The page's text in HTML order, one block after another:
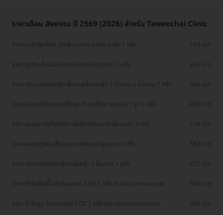
ราคาเดือน สิงหาคม ปี 2569 (2026) สำหรับ Taweechai Clinic
ราคา มาส์กโยเกิร์ต ปรับผิวหน้ากระจ่างใส ลดสิว 1 ครั้ง 193 บาท
ราคา ดูดสิวเสี้ยนและมาส์กหน้ากระชับรูขุมขน 1 ครั้ง 242 บาท
ราคา ทรีตเมนท์ลอกสิวเสี้ยนและไอออนโต 5 วิตามิน 5 ขั้นตอน 1 ครั้ง 348 บาท
ราคา เลเซอร์รักษากระเนื้อนูน ด้วยเครื่อง Yoolika 1 จุด 1 ครั้ง 480 บาท
ราคา คอร์สมาส์กโยเกิร์ต ปรับผิวหน้ากระจ่างใส ลดสิว 3 ครั้ง 579 บาท
ราคา คอร์สดูดสิวเสี้ยนและมาส์กกระชับรูขุมขน 3 ครั้ง 582 บาท
ราคา ทรีตเมนต์รักษาสิวบนใบหน้า 7 ขั้นตอน 1 ครั้ง 872 บาท
ราคา กำจัดติ่งเนื้อ ด้วยเลเซอร์ CO2 1 ครั้ง ประเมินราคาตามขนาด 960 บาท
ราคา กำจัดหูด ด้วยเลเซอร์ CO2 1 ครั้ง (ประเมินราคาตามขนาด) 960 บาท